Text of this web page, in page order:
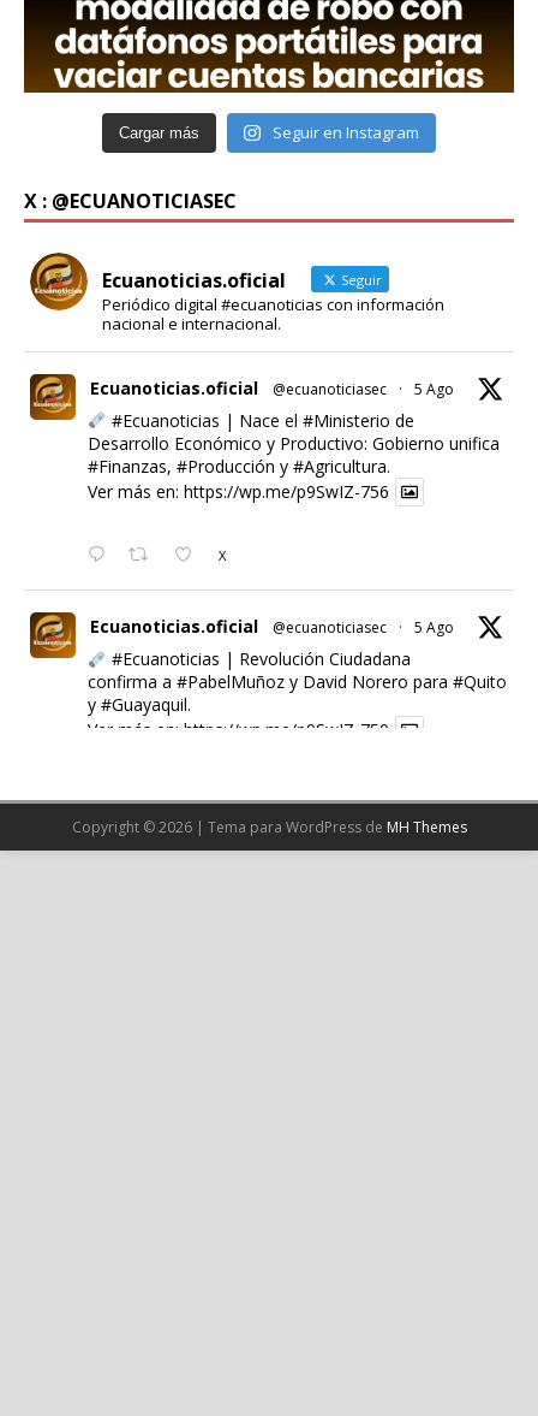
Cargar más Seguir en Instagram
X : @ECUANOTICIASEC
Ecuanoticias.oficial Seguir
Periódico digital #ecuanoticias con información
nacional e internacional.
Ecuanoticias.oficial @ecuanoticiasec · 5 Ago
#Ecuanoticias | Nace el #Ministerio de
Desarrollo Económico y Productivo: Gobierno unifica
#Finanzas, #Producción y #Agricultura.
Ver más en: https://wp.me/p9SwIZ-756
X
Ecuanoticias.oficial @ecuanoticiasec · 5 Ago
#Ecuanoticias | Revolución Ciudadana
confirma a #PabelMuñoz y David Norero para #Quito
y #Guayaquil.
Ver más en: https://wp.me/p9SwIZ-750
Cargar más
Copyright © 2026 | Tema para WordPress de MH Themes